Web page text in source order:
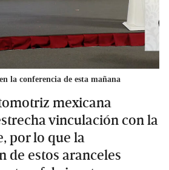
la conferencia de esta mañana
mexicana
vinculación con la
por lo que la
de estos aranceles